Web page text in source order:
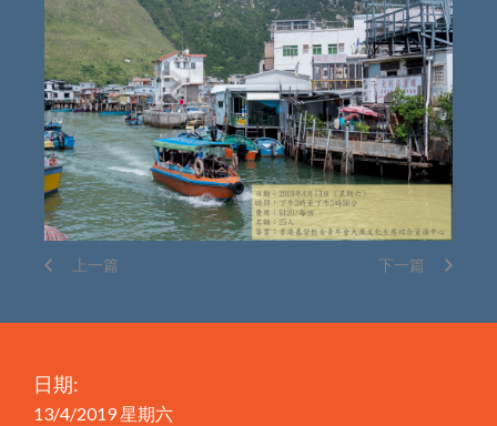
下一篇
上一篇
日期:
13/4/2019 星期六